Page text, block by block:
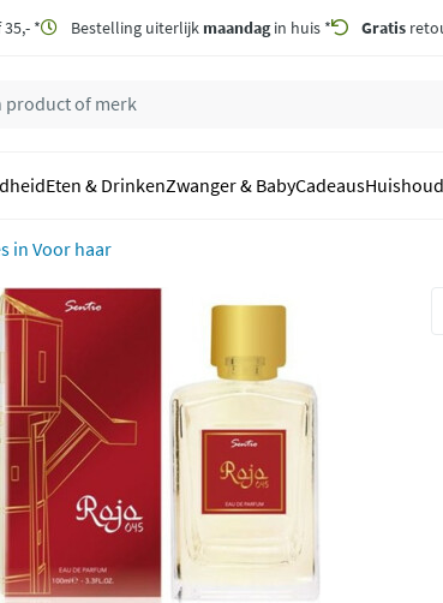
* Bestelling uiterlijk maandagin huis * Gratis
Eten & DrinkenZwanger & BabyCadeaus
Voor haar